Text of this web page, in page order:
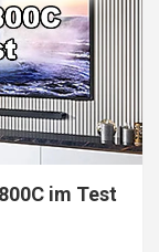
im Test